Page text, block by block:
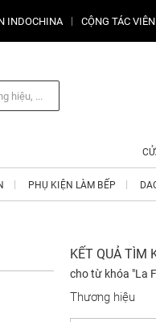
INDOCHINA CỘNG TÁC VIÊN
PHỤ KIỆN LÀM BẾP
KẾT QUẢ TÌM
cho từ khóa "La
Thương hiệu